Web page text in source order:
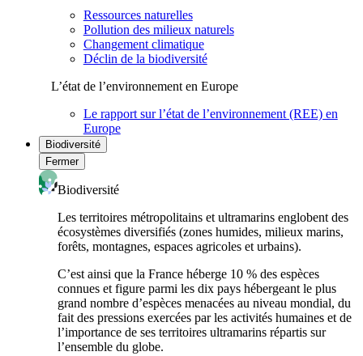
Ressources naturelles
Pollution des milieux naturels
Changement climatique
Déclin de la biodiversité
L’état de l’environnement en Europe
Le rapport sur l’état de l’environnement (REE) en
Europe
Biodiversité
Fermer
Biodiversité
Les territoires métropolitains et ultramarins englobent des
écosystèmes diversifiés (zones humides, milieux marins,
forêts, montagnes, espaces agricoles et urbains).
C’est ainsi que la France héberge 10 % des espèces
connues et figure parmi les dix pays hébergeant le plus
grand nombre d’espèces menacées au niveau mondial, du
fait des pressions exercées par les activités humaines et de
l’importance de ses territoires ultramarins répartis sur
l’ensemble du globe.